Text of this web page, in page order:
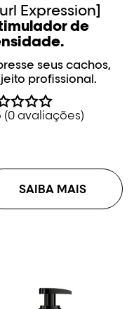
Expression]
de
seus cachos,
profissional.
(0 avaliações)
SAIBA MAIS